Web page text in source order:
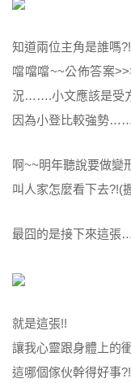
知道兩位主角是誰嗎?!
噹噹噹~~公佈答案
況…….小文應該是受
因為小登比較強勢
啊~~明年聽說要做變
叫人家怎麼看下去?!(
最囧的是接下來這張
就是這張!!
讓我心靈跟身體上的
這哪個傢伙幹得好事